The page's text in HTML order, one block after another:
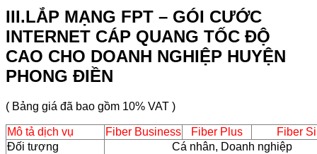
III.LẮP MẠNG FPT – GÓI CƯỚC
INTERNET CÁP QUANG TỐC ĐỘ
CAO CHO DOANH NGHIỆP HUYỆN
PHONG ĐIỀN
( Bảng giá đã bao gồm 10% VAT )
Mô tả dịch vụ Fiber Business Fiber Plus
Fiber
Đối tượng
Cá nhân, Doanh nghiệp